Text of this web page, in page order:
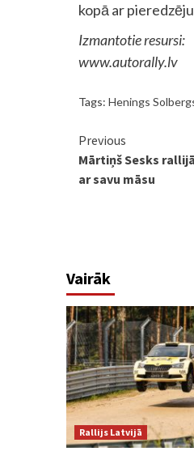
kopā ar
Izmantotie resursi:
www.autorally.lv
Tags: Henings
Continue
Reading
Previous
Mārtiņš Sesks
ar savu māsu
Vairāk
Rallijs Latvijā